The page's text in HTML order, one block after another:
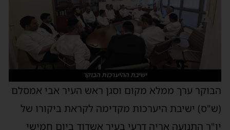
ישיבת ההיערכות הבוקר
הבוקר ערך ממלא מקום וסגן ראש העיר אבי אמסלם
(ש"ס) ישיבת היערכות מקדימה לקראת ביקורו של
יו"ר התנועה אריה דרעי בעיר אשדוד ביום חמישי